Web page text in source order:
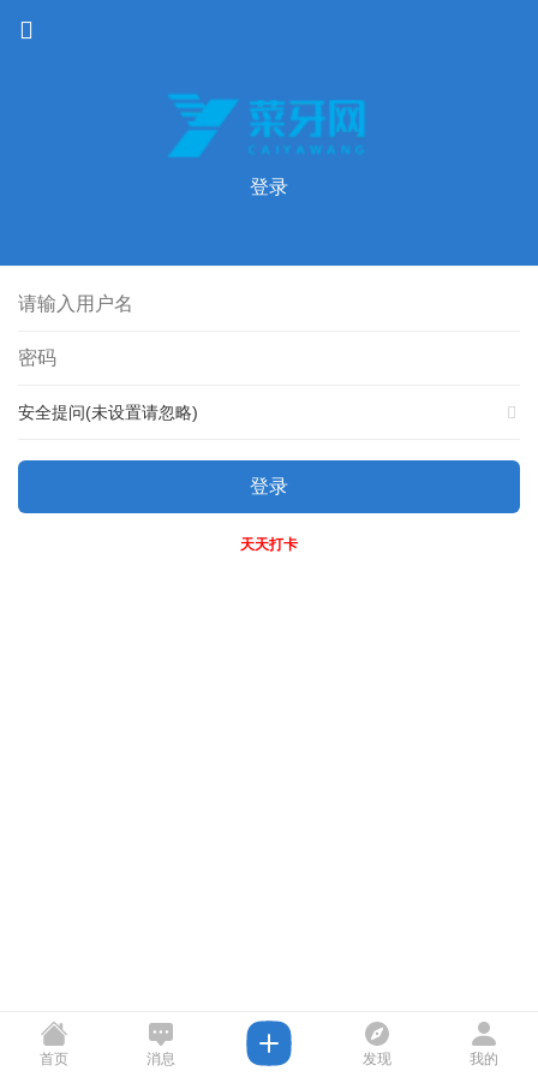
登录
安全提问(未设置请忽略)
登录
天天打卡
首页 消息 发现 我的